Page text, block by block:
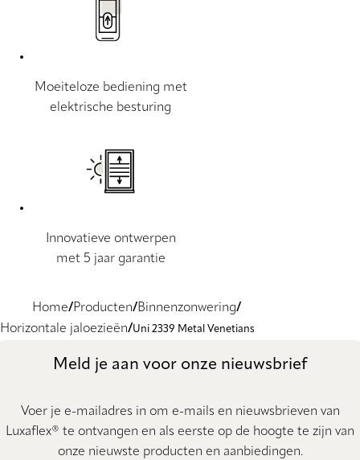
Moeiteloze bediening met
elektrische besturing
Innovatieve ontwerpen
met 5 jaar garantie
Home Producten Binnenzonwering
Horizontale jaloezieën
Uni 2339 Metal Venetians
Meld je aan voor onze nieuwsbrief
Voer je e-mailadres in om e-mails en nieuwsbrieven van
Luxaflex® te ontvangen en als eerste op de hoogte te zijn van
onze nieuwste producten en aanbiedingen.